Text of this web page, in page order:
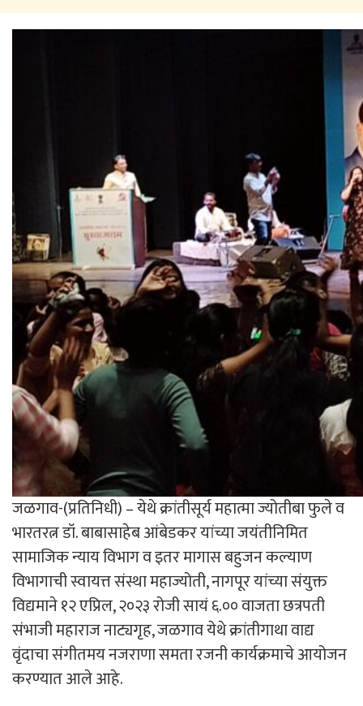
जळगाव-(प्रतिनिधी) – येथे क्रांतीसूर्य महात्मा ज्योतीबा फुले व
भारतरत्न डॉ. बाबासाहेब आंबेडकर यांच्या जयंतीनिमित
सामाजिक न्याय विभाग व इतर मागास बहुजन कल्याण
विभागाची स्वायत्त संस्था महाज्योती, नागपूर यांच्या संयुक्त
विद्यमाने १२ एप्रिल, २०२३ रोजी सायं ६.०० वाजता छत्रपती
संभाजी महाराज नाट्यगृह, जळगाव येथे क्रांतीगाथा वाद्य
वृंदाचा संगीतमय नजराणा समता रजनी कार्यक्रमाचे आयोजन
करण्यात आले आहे.